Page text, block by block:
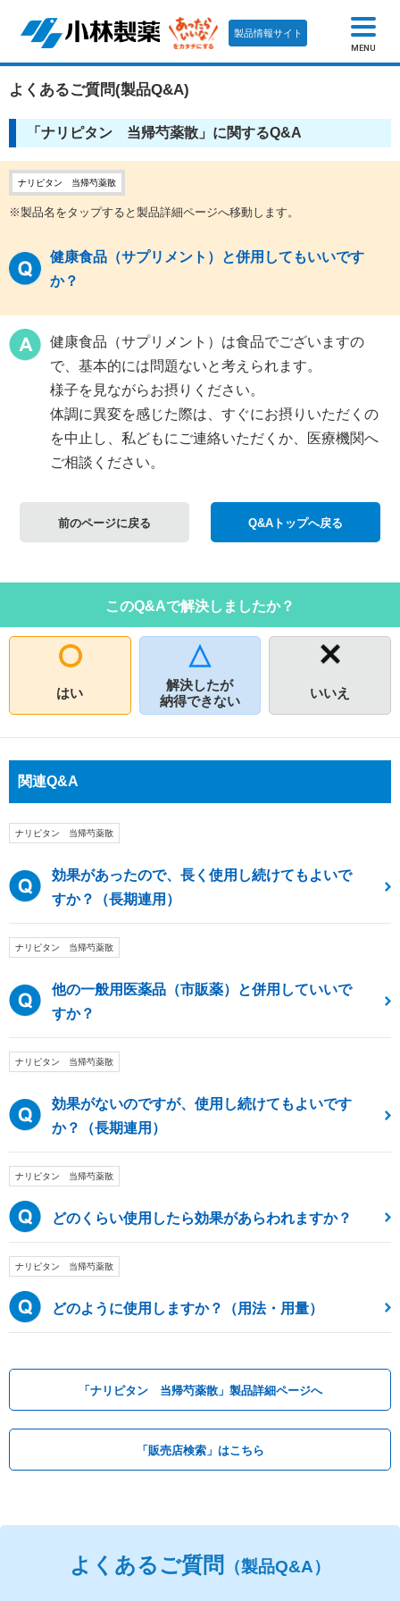
製品情報サイト
MENU
よくあるご質問(製品Q&A)
「ナリピタン 当帰芍薬散」に関するQ&A
ナリピタン 当帰芍薬散
※製品名をタップすると製品詳細ページへ移動します。
健康食品（サプリメント）と併用してもいいです
か？
健康食品（サプリメント）は食品でございますの
で、基本的には問題ないと考えられます。
様子を見ながらお摂りください。
体調に異変を感じた際は、すぐにお摂りいただくの
を中止し、私どもにご連絡いただくか、医療機関へ
ご相談ください。
前のページに戻る Q&Aトップへ戻る
このQ&Aで解決しましたか？
はい
解決したが
納得できない
いいえ
関連Q&A
ナリピタン 当帰芍薬散
効果があったので、長く使用し続けてもよいで
すか？（長期連用）
ナリピタン 当帰芍薬散
他の一般用医薬品（市販薬）と併用していいで
すか？
ナリピタン 当帰芍薬散
効果がないのですが、使用し続けてもよいです
か？（長期連用）
ナリピタン 当帰芍薬散
どのくらい使用したら効果があらわれますか？
ナリピタン 当帰芍薬散
どのように使用しますか？（用法・用量）
「ナリピタン 当帰芍薬散」製品詳細ページへ
「販売店検索」はこちら
よくあるご質問 （製品Q&A）